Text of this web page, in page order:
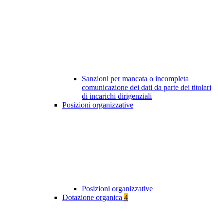
Sanzioni per mancata o incompleta
comunicazione dei dati da parte dei titolari
di incarichi dirigenziali
Posizioni organizzative
Posizioni organizzative
Dotazione organica 4